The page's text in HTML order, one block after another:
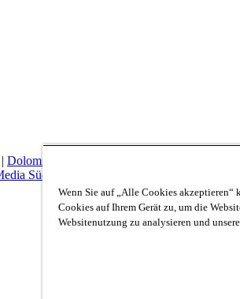
| Dolomiten
Südtirol
Wenn Sie auf „Alle Cookies
Cookies auf Ihrem Gerät zu, um die
Websitenutzung zu analysieren und